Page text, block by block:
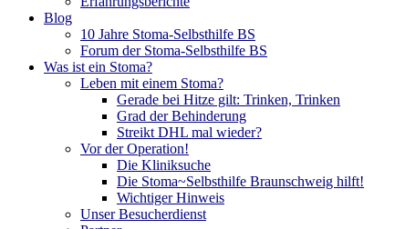
Blog
10 Jahre Stoma-Selbsthilfe BS
Forum der Stoma-Selbsthilfe BS
Was ist ein Stoma?
Leben mit einem Stoma?
Gerade bei Hitze gilt: Trinken, Trinken
Grad der Behinderung
Streikt DHL mal wieder?
Vor der Operation!
Die Kliniksuche
Die Stoma~Selbsthilfe Braunschweig hilft!
Wichtiger Hinweis
Unser Besucherdienst